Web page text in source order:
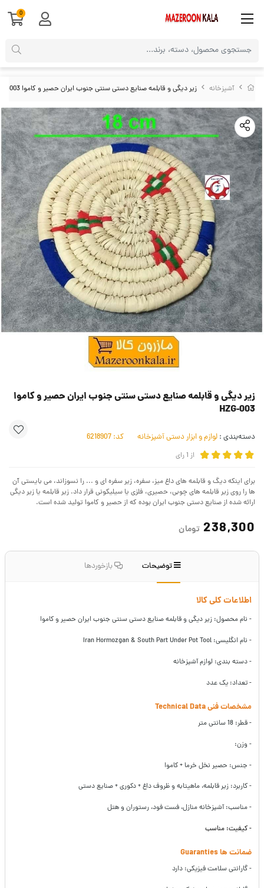
آشپزخانه زیر دیگی و قابلمه صنایع دستی سنتی جنوب ایران حصیر و کاموا HZG-003
زیر دیگی و قابلمه صنایع دستی سنتی جنوب ایران حصیر و کاموا
HZG-003
دسته‌بندی : لوازم و ابزار دستی آشپزخانه کد:
از 1رای
برای اینکه دیگ و قابلمه های داغ میز، سفره، زیر سفره ای و ... را نسوزاند، می بایستی آن
ها را روی زیر قابلمه های چوبی، حصیری، فلزی یا سیلیکونی قرار داد. زیر قابلمه یا زیر دیگی
ارائه شده از صنایع دستی جنوب ایران بوده که از حصیر و کاموا تولید شده است.
238,300 تومان
توضیحات بازخوردها
اطلاعات کلی کالا
- نام محصول: زیر دیگی و قابلمه صنایع دستی سنتی جنوب ایران حصیر و کاموا
- نام انگلیسی: Iran Hormozgan & South Part Under Pot Tool
- دسته بندی: لوازم آشپزخانه
- تعداد: یک عدد
مشخصات فنی Technical Data
- قطر: 18 سانتی متر
- وزن:
- جنس: حصیر نخل خرما + کاموا
- کاربرد: زیر قابلمه، ماهیتابه و ظروف داغ + دکوری + صنایع دستی
- مناسب: آشپزخانه منازل، فست فود، رستوران و هتل
- کیفیت: مناسب
ضمانت ها Guaranties
- گارانتی سلامت فیزیکی: دارد
0